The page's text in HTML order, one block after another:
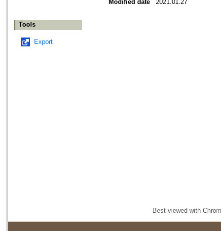
Tools
Export
Modified date
2021.01.27
Best viewed with